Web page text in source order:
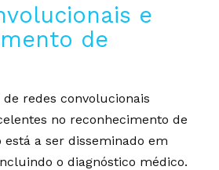
e
de
de redes convolucionais
no reconhecimento de
está a ser disseminado em
o diagnóstico médico.